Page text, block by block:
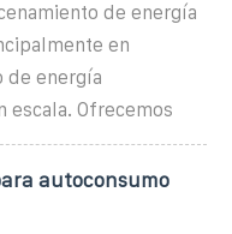
de energía
en
de energía
escala. Ofrecemos
autoconsumo